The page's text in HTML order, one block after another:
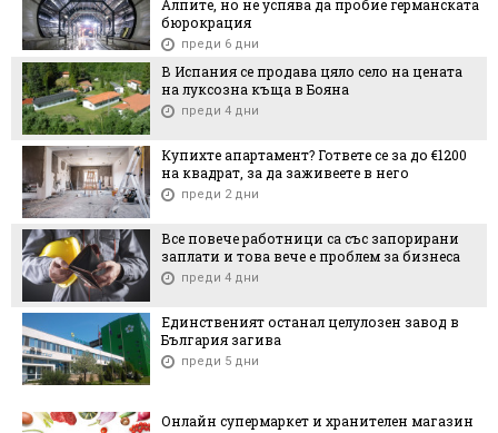
Алпите, но не успява да пробие германската
бюрокрация
преди 6 дни
В Испания се продава цяло село на цената
на луксозна къща в Бояна
преди 4 дни
Купихте апартамент? Гответе се за до €1200
на квадрат, за да заживеете в него
преди 2 дни
Все повече работници са със запорирани
заплати и това вече е проблем за бизнеса
преди 4 дни
Единственият останал целулозен завод в
България загива
преди 5 дни
Онлайн супермаркет и хранителен магазин